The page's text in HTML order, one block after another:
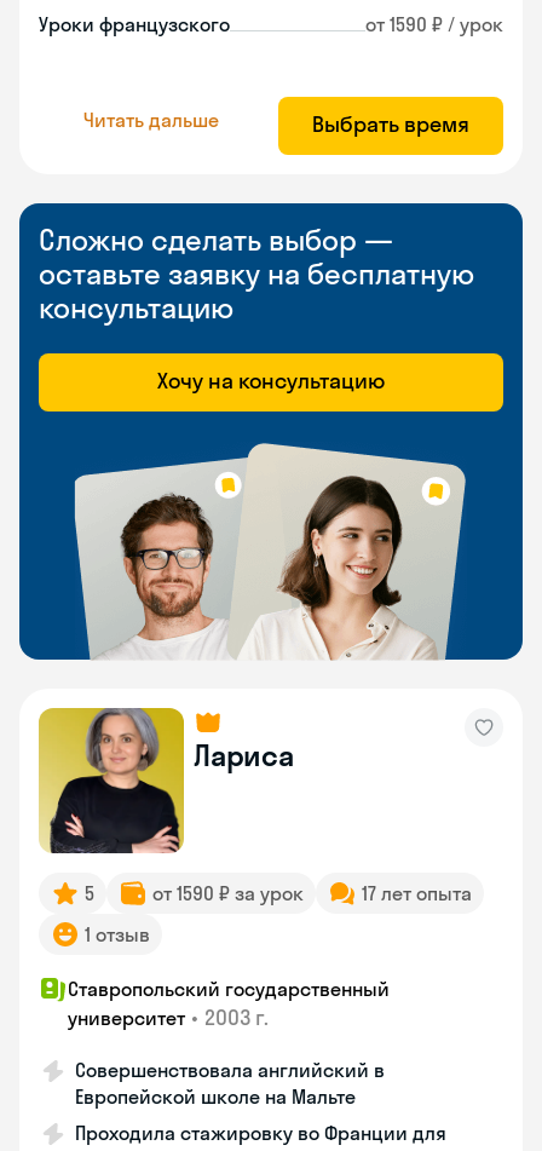
Уроки французского от 1590 ₽ / урок
Читать дальше Выбрать время
Сложно сделать выбор —
оставьте заявку на бесплатную
консультацию
Хочу на консультацию
Лариса
5 от 1590 ₽ за урок
17 лет опыта
1 отзыв
Ставропольский государственный
университет • 2003 г.
Совершенствовала английский в
Европейской школе на Мальте
Проходила стажировку во Франции для